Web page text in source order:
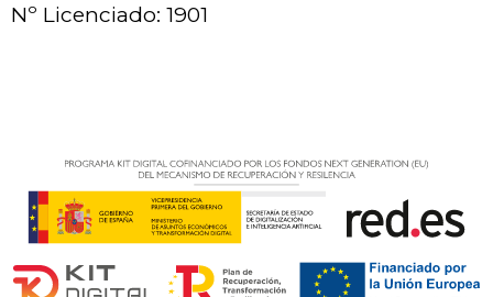
Nº Licenciado: 1901